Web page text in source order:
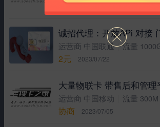
协商
诚招代理：开放APi 对接
运营商 中国联通 | 流量
2元 2023/07/22
大量物联卡 带售后和管理
运营商 中国移动 流量 300M
协商 2023/07/05